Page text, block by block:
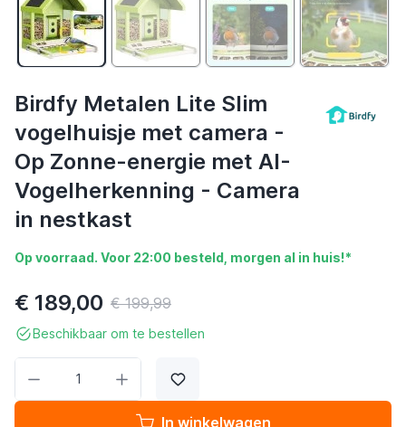
Birdfy Metalen Lite Slim
vogelhuisje met camera -
Op Zonne-energie met AI-
Vogelherkenning - Camera
in nestkast
Op voorraad. Voor 22:00 besteld, morgen al in huis!*
€ 189,00 € 199,99
Beschikbaar om te bestellen
In winkelwagen